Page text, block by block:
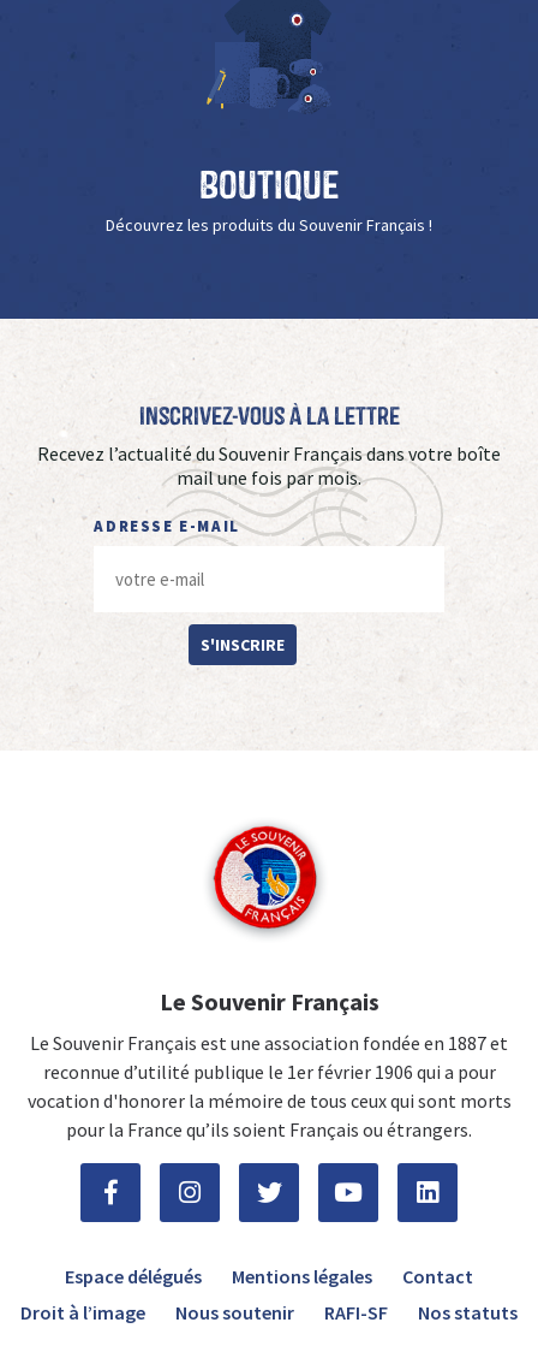
Boutique
Découvrez les produits du Souvenir Français !
Inscrivez-vous à La Lettre
Recevez l’actualité du Souvenir Français dans votre boîte
mail une fois par mois.
ADRESSE E-MAIL
S'INSCRIRE
Le Souvenir Français
Le Souvenir Français est une association fondée en 1887 et
reconnue d’utilité publique le 1er février 1906 qui a pour
vocation d'honorer la mémoire de tous ceux qui sont morts
pour la France qu’ils soient Français ou étrangers.
Espace délégués Mentions légales
Contact
Droit à l’image
Nous soutenir RAFI-SF Nos statuts